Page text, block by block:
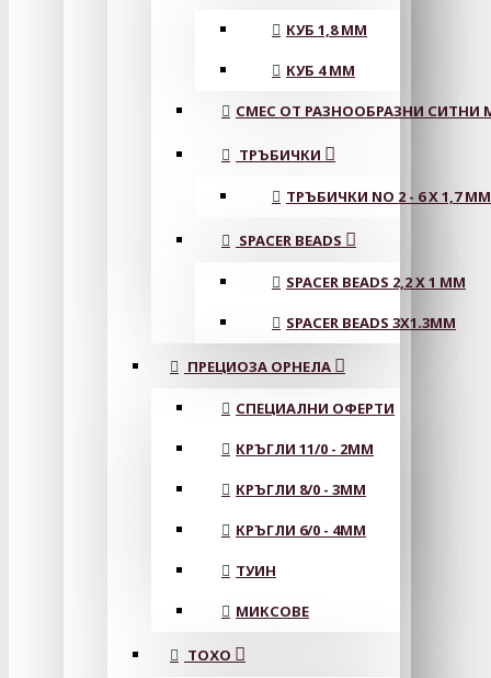
КУБ 1,8 ММ
КУБ 4 ММ
СМЕС ОТ РАЗНООБРАЗНИ СИТНИ
ТРЪБИЧКИ
ТРЪБИЧКИ NO 2 - 6 X 1,7 MM
SPACER BEADS
SPACER BEADS 2,2 X 1 MM
SPACER BEADS 3X1.3MM
ПРЕЦИОЗА ОРНЕЛА
СПЕЦИАЛНИ ОФЕРТИ
КРЪГЛИ 11/0 - 2MM
КРЪГЛИ 8/0 - 3MM
КРЪГЛИ 6/0 - 4MM
ТУИН
МИКСОВЕ
ТОХО